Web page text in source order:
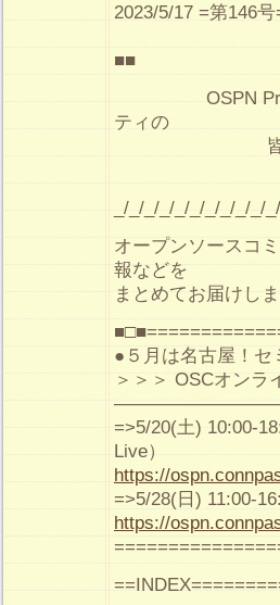
2023/5/17 =第146号
■■ O
OSPN Pressメ
ティの
皆で作り、
_/_/_/_/_/_/_/_/_/
オープンソースコ
報などを
まとめてお届けし
●５月は名古屋！セ
＞＞＞ OSCオンラ
=>5/20(土) 10:00-
Live）
https://
=>5/28(日) 11:00-
https://